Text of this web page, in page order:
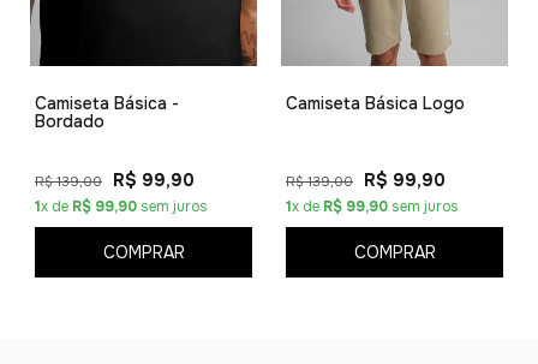
Camiseta Básica -
Bordado
R$ 139,00 R$ 99,90
1x de R$ 99,90 sem juros
COMPRAR
Camiseta Básica Logo
R$ 139,00 R$ 99,90
1x de R$ 99,90 sem juros
COMPRAR